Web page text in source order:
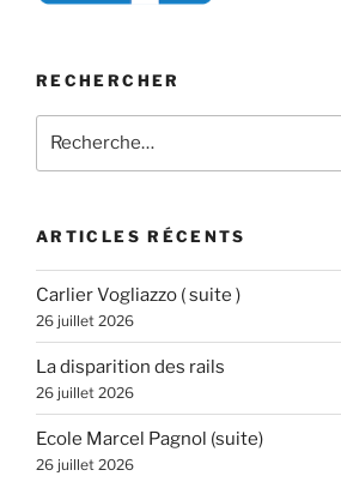
RECHERCHER
pour
ARTICLES RÉCENTS
Carlier Vogliazzo ( suite )
26 juillet 2026
La disparition des rails
26 juillet 2026
Ecole Marcel Pagnol (suite)
26 juillet 2026